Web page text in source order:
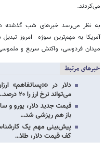
می‌کردند.
به نظر می‌رسد خبرهای شب گذشته
آمریکا به مهم‌ترین سوژه امروز
میدان فردوسی، واکنش سریع و ملموسی
خبرهای مرتبط
دلار در ««پساتفاهم»
می‌تواند نرخ ارز را ۲۰ درصد…
باز هم ریزشی شد…
پیش‌بینی مهم یک کارشناس
کف قیمت دلار، طلا…